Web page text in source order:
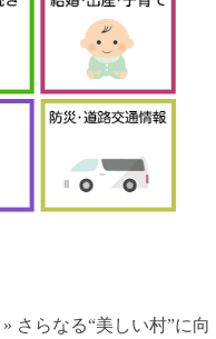
» さらなる“美しい村”に向